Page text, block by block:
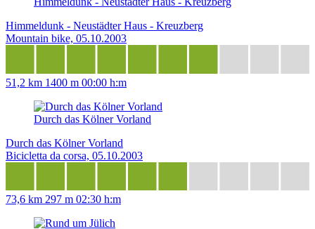
Himmeldunk - Neustädter Haus - Kreuzberg
Mountain bike, 05.10.2003
51,2 km 1400 m 00:00 h:m
Durch das Kölner Vorland
Durch das Kölner Vorland
Bicicletta da corsa, 05.10.2003
73,6 km 297 m 02:30 h:m